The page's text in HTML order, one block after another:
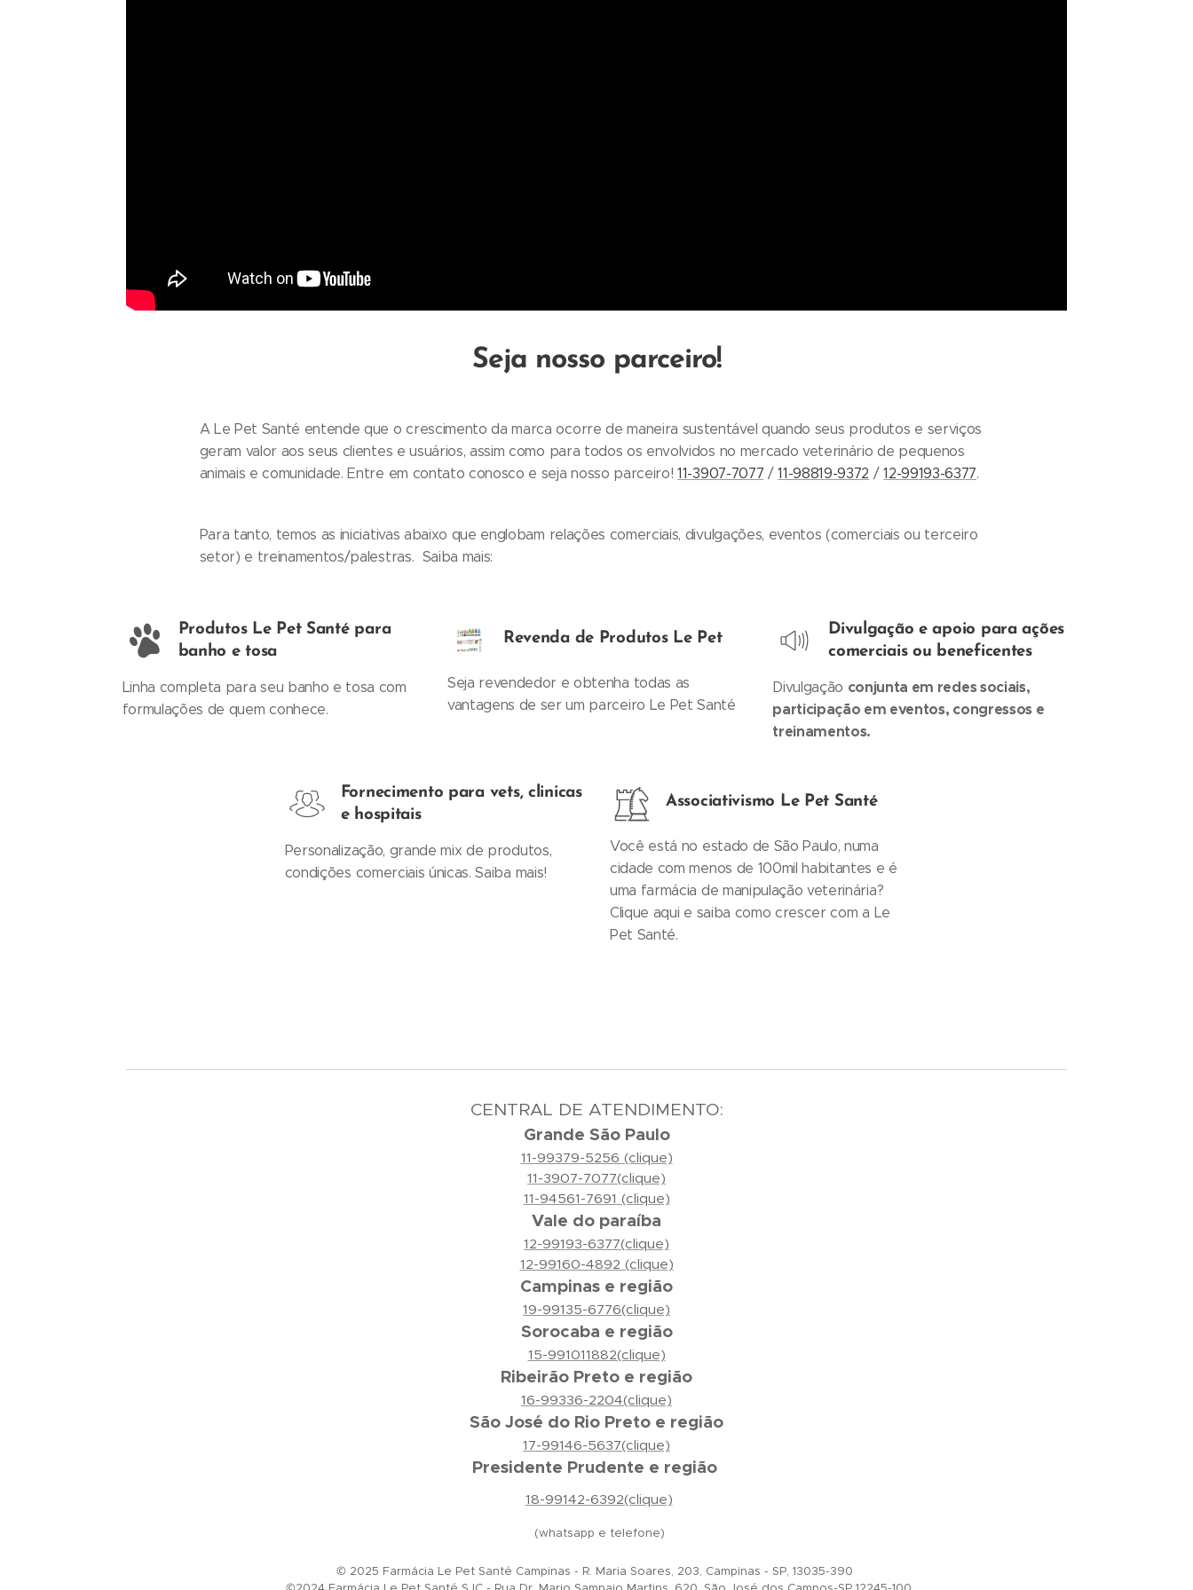
Seja nosso parceiro!
A Le Pet Santé entende que o crescimento da marca ocorre de maneira sustentável quando seus produtos e serviços
geram valor aos seus clientes e usuários, assim como para todos os envolvidos no mercado veterinário de pequenos
animais e comunidade. Entre em contato conosco e seja nosso parceiro!11-3907-7077 /11-98819-9372 /12-99193-6377.
Para tanto, temos as iniciativas abaixo que englobam relações comerciais, divulgações, eventos (comerciais ou terceiro
setor) e treinamentos/palestras. Saiba mais:
Produtos Le Pet Santé para
banho e tosa
Linha completa para seu banho e tosa com
formulações de quem conhece.
Revenda de Produtos Le Pet
Seja revendedor e obtenha todas as
vantagens de ser um parceiro Le Pet Santé
Divulgação e apoio para ações
comerciais ou beneficentes
Divulgação conjunta em redes sociais,
participação em eventos, congressos e
treinamentos.
Fornecimento para vets, clinicas
e hospitais
Personalização, grande mix de produtos,
condições comerciais únicas. Saiba mais!
Associativismo Le Pet Santé
Você está no estado de São Paulo, numa
cidade com menos de 100mil habitantes e é
uma farmácia de manipulação veterinária?
Clique aqui e saiba como crescer com a Le
Pet Santé.
CENTRAL DE ATENDIMENTO:
Grande São Paulo
11-99379-5256 (clique)
11-3907-7077(clique)
11-94561-7691 (clique)
Vale do paraíba
12-99193-6377(clique)
12-99160-4892 (clique)
Campinas e região
19-99135-6776(clique)
Sorocaba e região
15-991011882(clique)
Ribeirão Preto e região
16-99336-2204(clique)
São José do Rio Preto e região
17-99146-5637(clique)
Presidente Prudente e região
18-99142-6392(clique)
(whatsapp e telefone)
© 2025 Farmácia Le Pet Santé Campinas - R. Maria Soares, 203, Campinas - SP, 13035-390